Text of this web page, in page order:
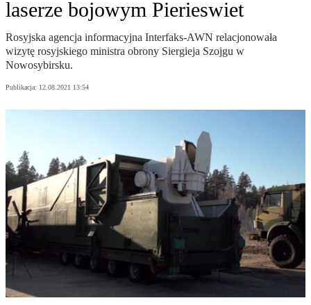
laserze bojowym Pierieswiet
Rosyjska agencja informacyjna Interfaks-AWN relacjonowała
wizytę rosyjskiego ministra obrony Siergieja Szojgu w
Nowosybirsku.
Publikacja: 12.08.2021 13:54